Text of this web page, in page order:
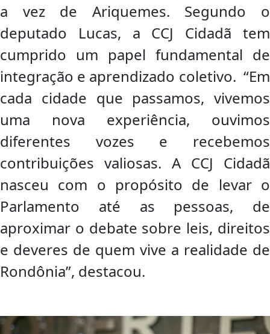
a vez de Ariquemes. Segundo o
deputado Lucas, a CCJ Cidadã tem
cumprido um papel fundamental de
integração e aprendizado coletivo. “Em
cada cidade que passamos, vivemos
uma nova experiência, ouvimos
diferentes vozes e recebemos
contribuições valiosas. A CCJ Cidadã
nasceu com o propósito de levar o
Parlamento até as pessoas, de
aproximar o debate sobre leis, direitos
e deveres de quem vive a realidade de
Rondônia”, destacou.